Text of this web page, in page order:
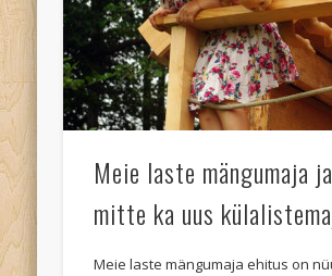
Meie laste mängumaja
mitte ka uus
Meie laste mängumaja ehitus on